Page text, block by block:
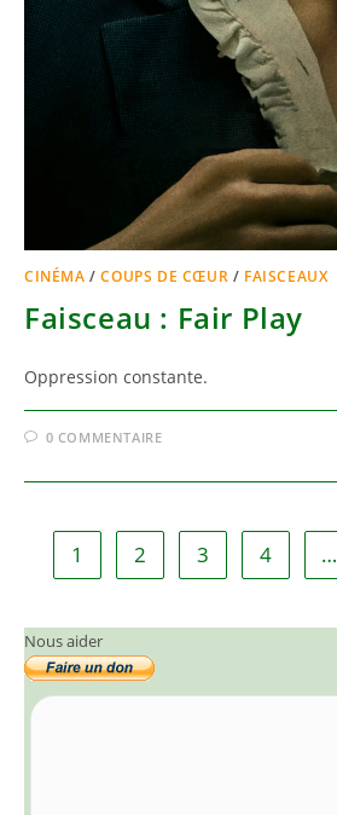
CINÉMA /COUPS DE CŒUR / FAISCEAUX
Faisceau : Fair Play
Oppression constante.
0 COMMENTAIRE
1 2 3 4 …
Nous aider